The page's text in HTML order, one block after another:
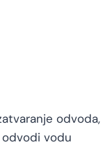
odvoda,
vodu